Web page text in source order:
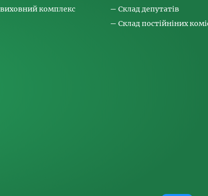
комплекс
Склад депутатів
Склад постійніних